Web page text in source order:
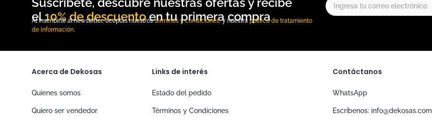
10% de descuento
Al inscribirte al newsletter, aceptas nuestrostérminos y condiciones, y nuestra política de tratamiento
de información.
Acerca de Dekosas
Quienes somos
Quiero ser vendedor
Links de interés
Estado del pedido
Términos y Condiciones
Contáctanos
WhatsApp
Escríbenos: info@dekosas.com